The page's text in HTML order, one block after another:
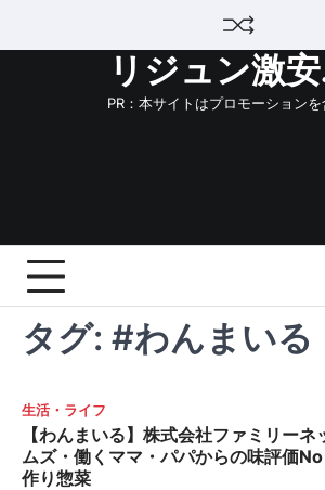
リジュン激
PR：本サイトはプロモーション
タグ: #わんまいる
生活・ライフ
【わんまいる】株式会社ファミリー
ムズ・働くママ・パパからの味評価
作り惣菜